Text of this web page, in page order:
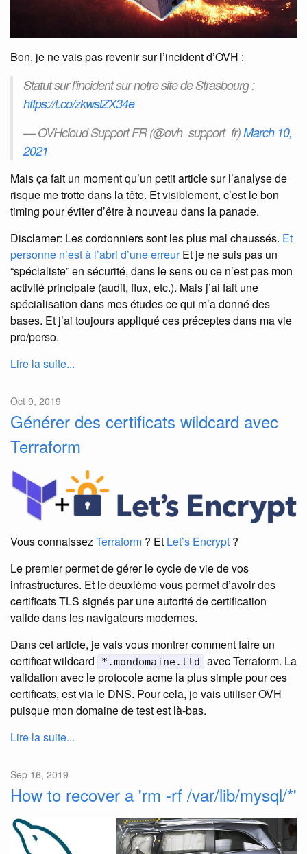
Bon, je ne vais pas revenir sur l’incident d’OVH :
Statut sur l’incident sur notre site de Strasbourg :
https://t.co/zkwslZX34e
— OVHcloud Support FR (@ovh_support_fr)March 10,
2021
Mais ça fait un moment qu’un petit article sur l’analyse de
risque me trotte dans la tête. Et visiblement, c’est le bon
timing pour éviter d’être à nouveau dans la panade.
Disclamer: Les cordonniers sont les plus mal chaussés. Et
personne n’est à l’abri d’une erreurEt je ne suis pas un
“spécialiste” en sécurité, dans le sens ou ce n’est pas mon
activité principale (audit, flux, etc.). Mais j’ai fait une
spécialisation dans mes études ce qui m’a donné des
bases. Et j’ai toujours appliqué ces préceptes dans ma vie
pro/perso.
Lire la suite...
Oct 9, 2019
Générer des certificats wildcard avec
Terraform
Vous connaissezTerraform ? Et Let’s Encrypt ?
Le premier permet de gérer le cycle de vie de vos
infrastructures. Et le deuxième vous permet d’avoir des
certificats TLS signés par une autorité de certification
valide dans les navigateurs modernes.
Dans cet article, je vais vous montrer comment faire un
certificat wildcard
*.mondomaine.tld
avec Terraform. La
validation avec le protocole acme la plus simple pour ces
certificats, est via le DNS. Pour cela, je vais utiliser OVH
puisque mon domaine de test est là-bas.
Lire la suite...
Sep 16, 2019
How to recover a 'rm -rf /var/lib/mysql/*'